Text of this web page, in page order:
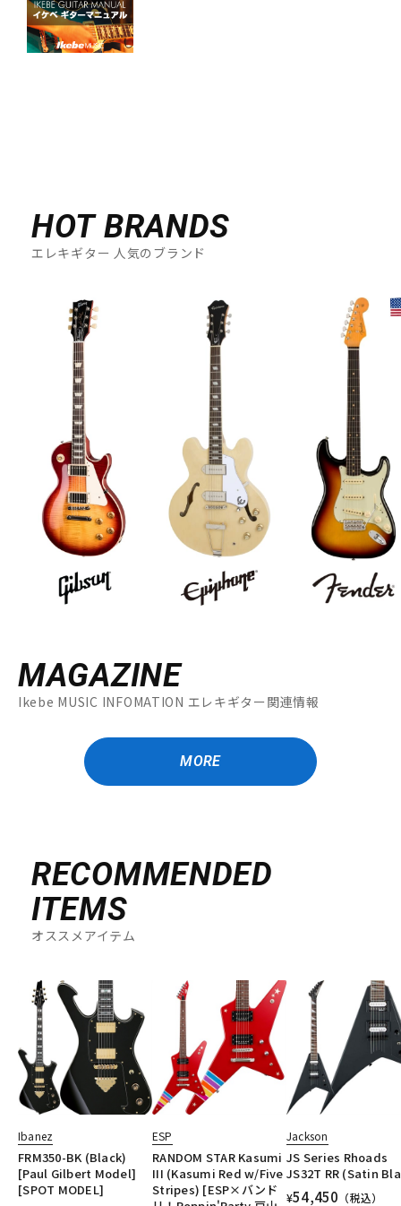
DTM オンライン納品
HOT BRANDS
エレキギター 人気のブランド
MAGAZINE
Ikebe MUSIC INFOMATION エレキギター関連情報
MORE
RECOMMENDED
ITEMS
オススメアイテム
Ibanez
FRM350-BK (Black)
[Paul Gilbert Model]
[SPOT MODEL]
ESP
RANDOM STAR Kasumi
III (Kasumi Red w/Five
Stripes) [ESP×バンド
Jackson
JS Series Rhoads
JS32T RR (Satin
¥54,450 （税込）